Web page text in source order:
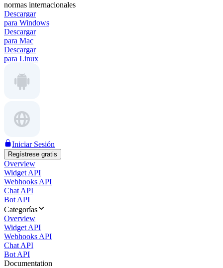
normas internacionales
Descargar
para Windows
Descargar
para Mac
Descargar
para Linux
Iniciar Sesión
Regístrese gratis
Overview
Widget API
Webhooks API
Chat API
Bot API
Categorías
Overview
Widget API
Webhooks API
Chat API
Bot API
Documentation